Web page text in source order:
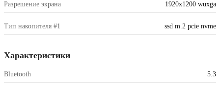
Разрешение экрана 1920x1200 wuxga
Тип накопителя #1 ssd m.2 pcie nvme
Характеристики
Bluetooth 5.3